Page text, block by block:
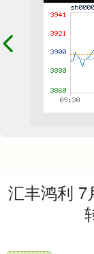
汇丰鸿利 7